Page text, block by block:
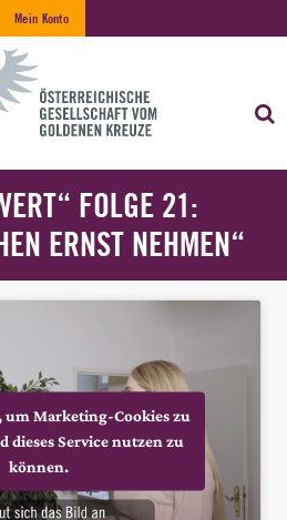
Mein Konto
FOLGE 21:
ERNST NEHMEN“
um Marketing-Cookies zu
dieses Service nutzen zu
können.